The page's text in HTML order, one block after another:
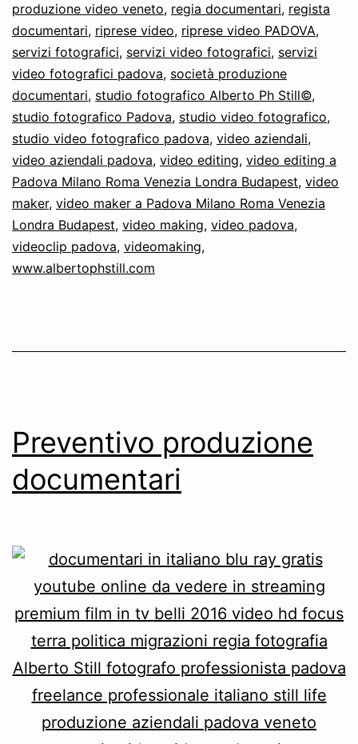
produzione video veneto, regia documentari, regista
documentari, riprese video, riprese video PADOVA,
servizi fotografici, servizi video fotografici, servizi
video fotografici padova, società produzione
documentari, studio fotografico Alberto Ph Still©,
studio fotografico Padova, studio video fotografico,
studio video fotografico padova, video aziendali,
video aziendali padova, video editing, video editing a
Padova Milano Roma Venezia Londra Budapest, video
maker, video maker a Padova Milano Roma Venezia
Londra Budapest, video making, video padova,
videoclip padova, videomaking,
www.albertophstill.com
Preventivo produzione
documentari